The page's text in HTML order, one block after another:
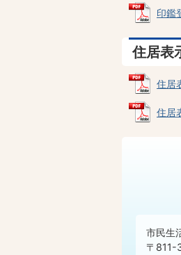
印鑑
住居表
住居
住居
市民生
〒811-